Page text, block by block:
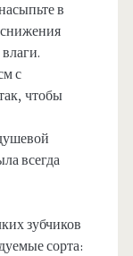
в
с
чтобы
всегда
зубчиков
сорта: